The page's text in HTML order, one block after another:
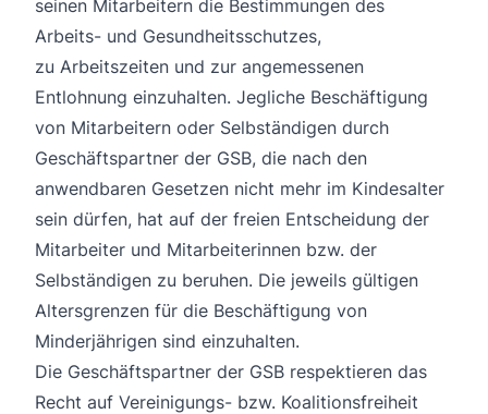
seinen Mitarbeitern die Bestimmungen des
Arbeits- und Gesundheitsschutzes,
zu Arbeitszeiten und zur angemessenen
Entlohnung einzuhalten. Jegliche Beschäftigung
von Mitarbeitern oder Selbständigen durch
Geschäftspartner der GSB, die nach den
anwendbaren Gesetzen nicht mehr im Kindesalter
sein dürfen, hat auf der freien Entscheidung der
Mitarbeiter und Mitarbeiterinnen bzw. der
Selbständigen zu beruhen. Die jeweils gültigen
Altersgrenzen für die Beschäftigung von
Minderjährigen sind einzuhalten.
Die Geschäftspartner der GSB respektieren das
Recht auf Vereinigungs- bzw. Koalitionsfreiheit